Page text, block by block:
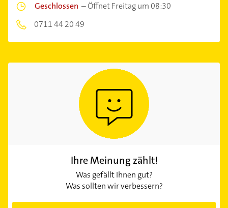
Geschlossen –Öffnet Freitag um 08:30
0711 44 20 49
Ihre Meinung zählt!
Was gefällt Ihnen gut?
Was sollten wir verbessern?